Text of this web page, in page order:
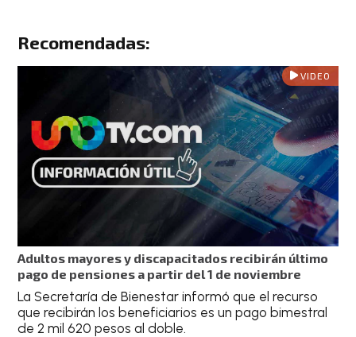
Recomendadas:
VIDEO
Adultos mayores y discapacitados recibirán último
pago de pensiones a partir del 1 de noviembre
La Secretaría de Bienestar informó que el recurso
que recibirán los beneficiarios es un pago bimestral
de 2 mil 620 pesos al doble.